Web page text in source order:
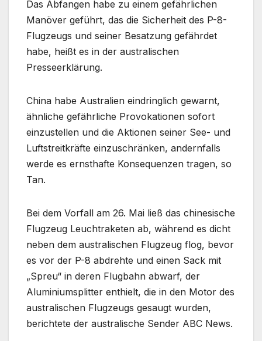
Das Abfangen habe zu einem gefährlichen
Manöver geführt, das die Sicherheit des P-8-
Flugzeugs und seiner Besatzung gefährdet
habe, heißt es in der australischen
Presseerklärung.
China habe Australien eindringlich gewarnt,
ähnliche gefährliche Provokationen sofort
einzustellen und die Aktionen seiner See- und
Luftstreitkräfte einzuschränken, andernfalls
werde es ernsthafte Konsequenzen tragen, so
Tan.
Bei dem Vorfall am 26. Mai ließ das chinesische
Flugzeug Leuchtraketen ab, während es dicht
neben dem australischen Flugzeug flog, bevor
es vor der P-8 abdrehte und einen Sack mit
„Spreu“ in deren Flugbahn abwarf, der
Aluminiumsplitter enthielt, die in den Motor des
australischen Flugzeugs gesaugt wurden,
berichtete der australische Sender ABC News.